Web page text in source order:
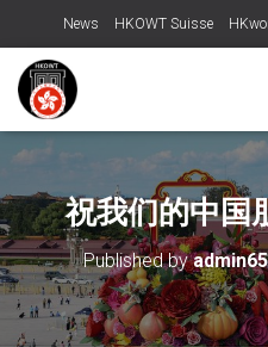
News HKOWT Suisse
祝我们的中国
Published by